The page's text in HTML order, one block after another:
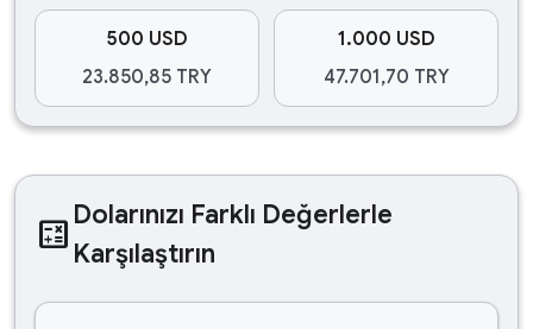
500 USD
23.850,85 TRY
1.000 USD
47.701,70 TRY
calculate Dolarınızı Farklı Değerlerle
Karşılaştırın